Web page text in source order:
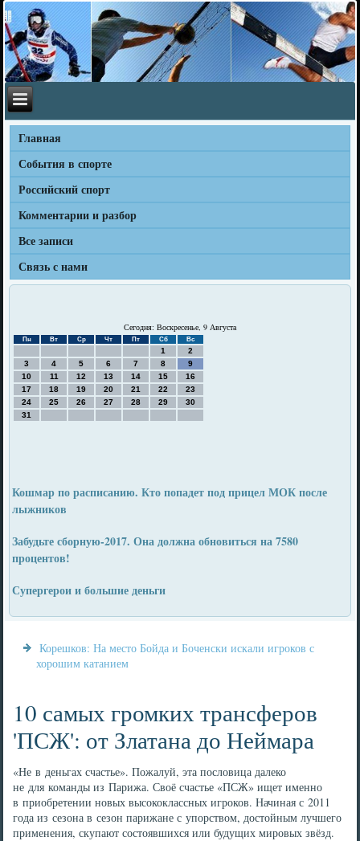
Главная
События в спорте
Российский спорт
Комментарии и разбор
Все записи
Связь с нами
Сегодня: Воскресенье, 9 Августа
Пн Вт Ср Чт Пт Сб Вс
1
2
3
4 5 6 7 8
9
10
11 12 13 14 15
16
17
18 19 20 21 22
23
24
25 26 27 28 29
30
31
Кошмар по расписанию. Кто попадет под прицел МОК после
лыжников
Забудьте сборную-2017. Она должна обновиться на 7580
процентов!
Супергерои и большие деньги
Корешков: На место Бойда и Боченски искали игроков с
хорошим катанием
10 самых громких трансферов
'ПСЖ': от Златана до Неймара
«Не в деньгах счастье». Пожалуй, эта пословица далеко
не для команды из Парижа. Своё счастье «ПСЖ» ищет именно
в приобретении новых высококлассных игроков. Начиная с 2011
года из сезона в сезон парижане с упорством, достойным лучшего
применения, скупают состоявшихся или будущих мировых звёзд.